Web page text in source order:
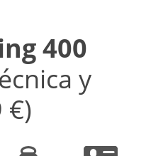
400
y
€)